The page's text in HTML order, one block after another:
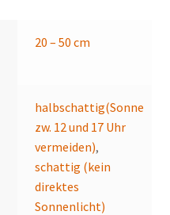
20 – 50 cm
halbschattig(Sonne
zw. 12 und 17 Uhr
vermeiden),
schattig (kein
direktes
Sonnenlicht)